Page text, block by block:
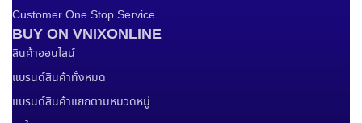
Customer One Stop Service
BUY ON VNIXONLINE
สินค้าออนไลน์
แบรนด์สินค้าทั้งหมด
แบรนด์สินค้าแยกตามหมวดหมู่